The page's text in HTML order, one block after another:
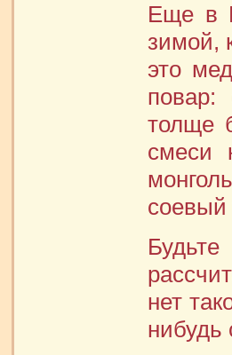
Еще в
зимой,
это
повар:
толще
смеси
соевый
нет
нибудь